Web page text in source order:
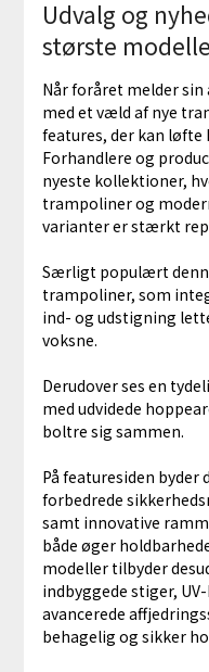
Udvalg og
største
Når foråret melder
med et væld af nye
features, der kan løfte
Forhandlere og
nyeste kollektioner,
trampoliner og
varianter er stærkt
Særligt populært
trampoliner, som
ind- og udstigning
voksne.
Derudover ses en
med udvidede
boltre sig sammen.
På featuresiden
forbedrede
samt innovative
både øger
modeller tilbyder
indbyggede stiger,
avancerede
behagelig og sikker